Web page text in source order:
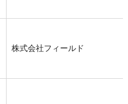
株式会社フィールド